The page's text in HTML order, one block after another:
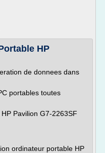
HP
de donnees dans
portables toutes
Pavilion G7-2263SF
ordinateur portable HP